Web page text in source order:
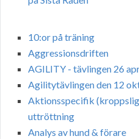
10:or på träning
Aggressionsdriften
AGILITY - tävlingen 26
Agilitytävlingen den 12
Aktionsspecifik
uttröttning
Analys av hund & förare